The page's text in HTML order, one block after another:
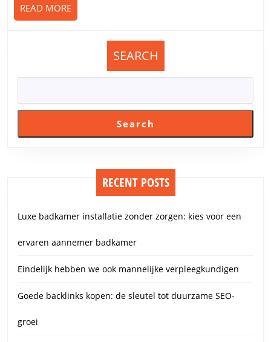
READ MOREREAD
MORE
SEARCH
Search
RECENT POSTS
Luxe badkamer installatie zonder zorgen: kies voor een
ervaren aannemer badkamer
Eindelijk hebben we ook mannelijke verpleegkundigen
Goede backlinks kopen: de sleutel tot duurzame SEO-
groei